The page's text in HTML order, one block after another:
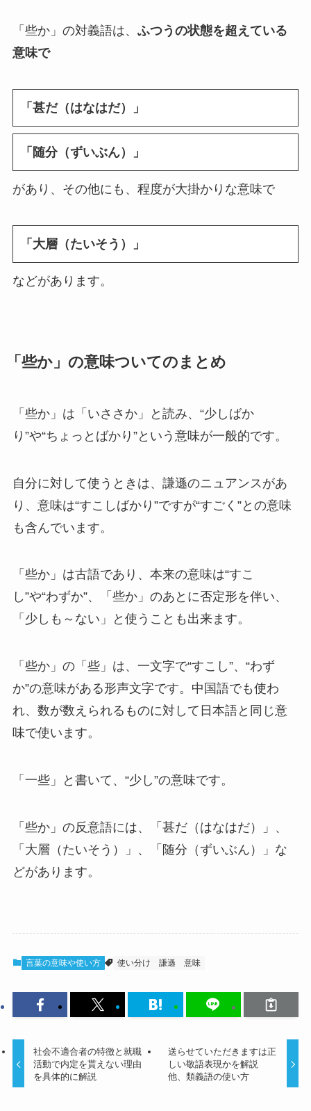
「些か」の対義語は、 ふつうの状態を超えている
意味で
「甚だ（はなはだ）」
「随分（ずいぶん）」
があり、その他にも、程度が大掛かりな意味で
「大層（たいそう）」
などがあります。
「些か」の意味ついてのまとめ
「些か」は「いささか」と読み、“少しばか
り”や“ちょっとばかり”という意味が一般的です。
自分に対して使うときは、謙遜のニュアンスがあ
り、意味は“すこしばかり”ですが“すごく”との意味
も含んでいます。
「些か」は古語であり、本来の意味は“すこ
し”や“わずか”、「些か」のあとに否定形を伴い、
「少しも～ない」と使うことも出来ます。
「些か」の「些」は、一文字で“すこし”、“わず
か”の意味がある形声文字です。中国語でも使わ
れ、数が数えられるものに対して日本語と同じ意
味で使います。
「一些」と書いて、“少し”の意味です。
「些か」の反意語には、「甚だ（はなはだ）」、
「大層（たいそう）」、「随分（ずいぶん）」な
どがあります。
言葉の意味や使い方 使い分け 謙遜 意味
社会不適合者の特徴と就職
活動で内定を貰えない理由
を具体的に解説
送らせていただきますは正
しい敬語表現かを解説
他、類義語の使い方